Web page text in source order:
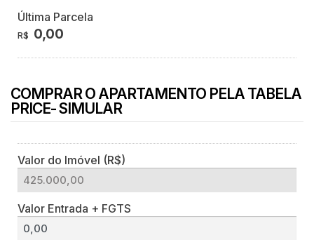
Última Parcela
R$ 0,00
COMPRAR O APARTAMENTO PELA TABELA
PRICE- SIMULAR
Valor do Imóvel (R$)
Valor Entrada + FGTS